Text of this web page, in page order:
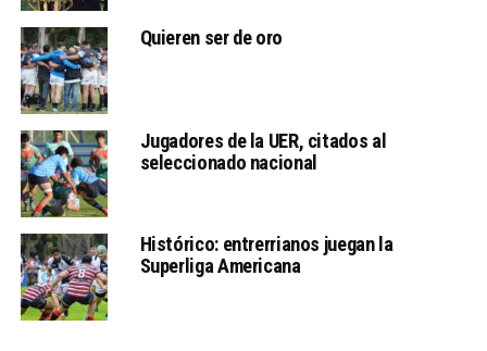
Quieren ser de oro
Jugadores de la UER, citados al
seleccionado nacional
Histórico: entrerrianos juegan la
Superliga Americana